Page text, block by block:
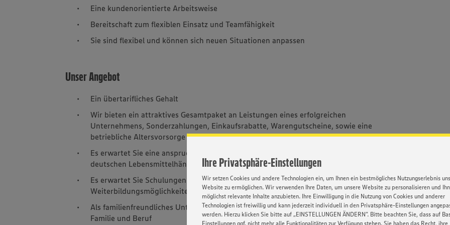
Ihre Privatsphäre-Einstellungen
Wir setzen Cookies und andere Technologien ein, um Ihnen ein bestmögliches Nutzungserlebnis
Website zu ermöglichen. Wir verwenden Ihre Daten, um unsere Website zu personalisieren und
möglichst relevante Inhalte anzubieten. Ihre Einwilligung in die Nutzung von Cookies und anderer
Technologien ist freiwillig und kann jederzeit individuell in den Privatsphäre-Einstellungen
werden. Hierzu klicken Sie bitte auf „EINSTELLUNGEN ÄNDERN”. Bitte beachten Sie, dass auf
Einstellungen ggf. nicht mehr alle Funktionalitäten zur Verfügung stehen. Sie haben das Recht, ihre
Eine kundenorientierte Arbeitsweise
Bereitschaft zum flexiblen Einsatz und Teamfähigkeit
Sie sind flexibel und können sich neuen Situationen anpassen
Unser Angebot
Ein übertarifliches Gehalt
Wir bieten ein attraktives Gesamtpaket an Leistungen eines erfolgreichen
Unternehmens, Sonderzahlungen, Einkaufsrabatte, Warengutscheine, sowie eine
betriebliche Altersvorsorge
Es erwartet Sie eine anspruchsvolle und abwechslungsreiche Aufgabe beim
deutschen Lebensmittelhändler Nummer eins
Es erwartet Sie Schulungen auf Basis unserer umfangreichen
Weiterbildungsmöglichkeiten durch interne und externe Trainer
Als familienfreundliches Unternehmen unterstützen wir Sie bei der Vereinbarkeit von
Familie und Beruf